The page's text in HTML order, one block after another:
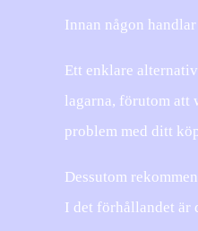
Innan någon
Ett enklare
lagarna, förutom att
problem med ditt
Dessutom
I det förhållandet är